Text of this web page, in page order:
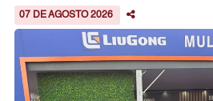
07 DE AGOSTO 2026